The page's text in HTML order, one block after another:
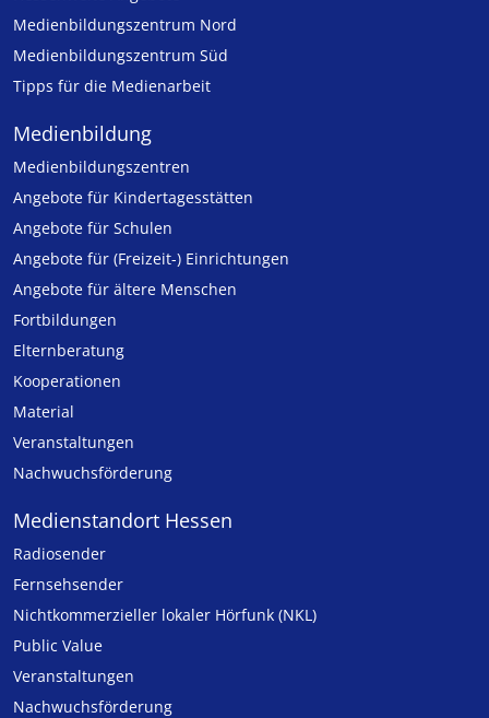
Medienbildungszentrum Nord
Medienbildungszentrum Süd
Tipps für die Medienarbeit
Medienbildung
Medien­bildungs­zentren
Angebote für Kinder­tages­stätten
Angebote für Schulen
Angebote für (Freizeit-) Ein­rich­tungen
Angebote für ältere Menschen
Fortbildungen
Elternberatung
Kooperationen
Material
Veranstaltungen
Nachwuchsförderung
Medienstandort Hessen
Radiosender
Fernsehsender
Nicht­kommer­zieller lo­ka­ler Hör­funk (NKL)
Public Value
Veranstaltungen
Nachwuchsförderung